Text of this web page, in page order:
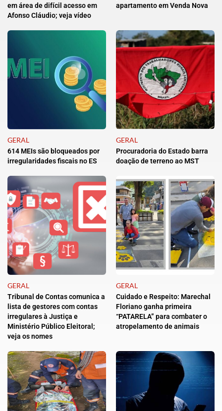
em área de difícil acesso em
Afonso Cláudio; veja vídeo
apartamento em Venda Nova
GERAL
614 MEIs são bloqueados por
irregularidades fiscais no ES
GERAL
Procuradoria do Estado barra
doação de terreno ao MST
GERAL
Tribunal de Contas comunica a
lista de gestores com contas
irregulares à Justiça e
Ministério Público Eleitoral;
veja os nomes
GERAL
Cuidado e Respeito: Marechal
Floriano ganha primeira
“PATARELA” para combater o
atropelamento de animais